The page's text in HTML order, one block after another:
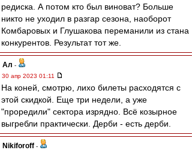
редиска. А потом кто был виноват? Больше
никто не уходил в разгар сезона, наоборот
Комбаровых и Глушакова переманили из стана
конкурентов. Результат тот же.
Ал -
30 апр 2023 01:11
На коней, смотрю, лихо билеты расходятся с
этой скидкой. Еще три недели, а уже
"проредили" сектора изрядно. Всё козырное
выгребли практически. Дерби - есть дерби.
Nikiforoff -